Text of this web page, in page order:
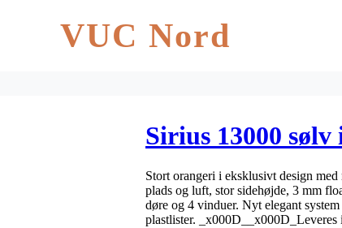
VUC Nord
Sirius 13000
Stort orangeri i eksklusivt design
plads og luft, stor sidehøjde, 3 mm
døre og 4 vinduer. Nyt elegant
plastlister.